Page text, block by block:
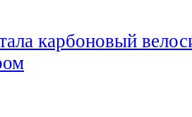
карбоновый